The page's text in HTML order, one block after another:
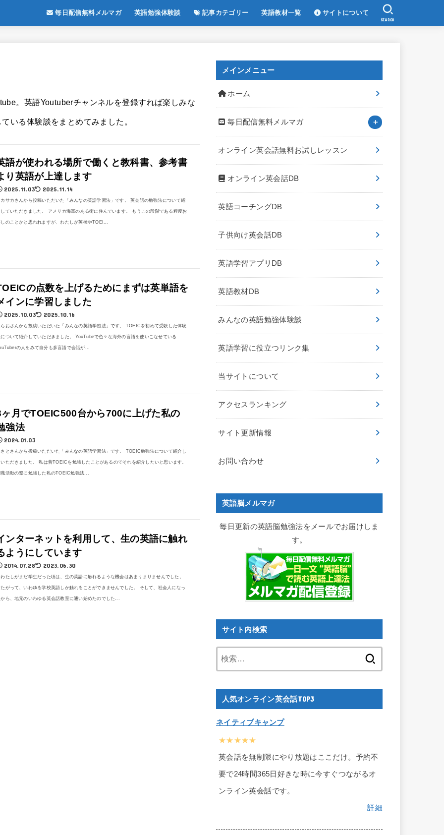
毎日配信無料メルマガ 英語勉強体験談 記事カテゴリー 英語教材一覧 サイトについて
SEARCH
。英語Youtuberチャンネルを登録すれば楽しみな
いる体験談をまとめてみました。
語が使われる場所で働くと教科書、参考書
り英語が上達します
2025.11.03 2025.11.14
サカさんから投稿いただいた「みんなの英語学習法」です。 英会話の勉強法について紹
ていただきました。 アメリカ海軍のある街に住んでいます。 もうこの段階である程度お
のことかと思われますが、わたしが英検やTOEI...
の点数を上げるためにまずは英単語を
インに学習しました
2025.10.03 2025.10.16
おさんから投稿いただいた「みんなの英語学習法」です。 TOEICを初めて受験した体験
ついて紹介していただきました。 YouTubeで色々な海外の言語を使いこなせている
の人をみて自分も多言語で会話が...
月でTOEIC500台から700に上げた私の
強法
2024.01.03
とさんから投稿いただいた「みんなの英語学習法」です。 TOEIC勉強法について紹介し
ただきました。 私は昔TOEICを勉強したことがあるのでそれを紹介したいと思います。
活動の際に勉強した私のTOEIC勉強法...
ンターネットを利用して、生の英語に触れ
ようにしています
2014.07.28 2023.06.30
しがまだ学生だった頃は、生の英語に触れるような機会はあまりまりませんでした。
がって、いわゆる学校英語しか触れることができませんでした。 そして、社会人になっ
ら、地元のいわゆる英会話教室に通い始めたのでした...
メインメニュー
ホーム
毎日配信無料メルマガ
オンライン英会話無料お試しレッスン
オンライン英会話DB
英語コーチングDB
子供向け英会話DB
英語学習アプリDB
英語教材DB
みんなの英語勉強体験談
英語学習に役立つリンク集
当サイトについて
アクセスランキング
サイト更新情報
お問い合わせ
英語脳メルマガ
毎日更新の英語脳勉強法をメールでお届けしま
す。
サイト内検索
人気オンライン英会話TOP3
ネイティブキャンプ
★★★★★
英会話を無制限にやり放題はここだけ。予約不
要で24時間365日好きな時に今すぐつながるオ
ンライン英会話です。
詳細